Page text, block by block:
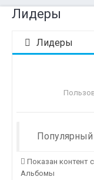
Лидеры
Лидеры
Популярный
Показан контент
Альбомы